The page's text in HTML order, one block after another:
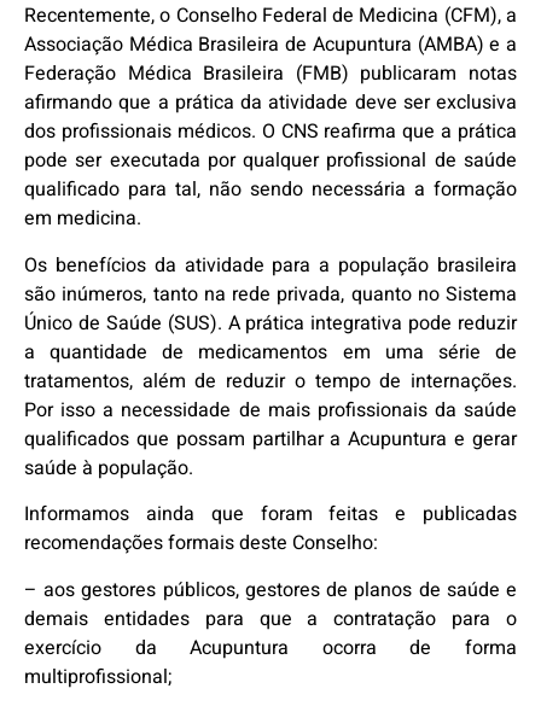
Recentemente, o Conselho Federal de Medicina (CFM), a
Associação Médica Brasileira de Acupuntura (AMBA) e a
Federação Médica Brasileira (FMB) publicaram notas
afirmando que a prática da atividade deve ser exclusiva
dos profissionais médicos. O CNS reafirma que a prática
pode ser executada por qualquer profissional de saúde
qualificado para tal, não sendo necessária a formação
em medicina.
Os benefícios da atividade para a população brasileira
são inúmeros, tanto na rede privada, quanto no Sistema
Único de Saúde (SUS). A prática integrativa pode reduzir
a quantidade de medicamentos em uma série de
tratamentos, além de reduzir o tempo de internações.
Por isso a necessidade de mais profissionais da saúde
qualificados que possam partilhar a Acupuntura e gerar
saúde à população.
Informamos ainda que foram feitas e publicadas
recomendações formais deste Conselho:
– aos gestores públicos, gestores de planos de saúde e
demais entidades para que a contratação para o
exercício da Acupuntura ocorra de forma
multiprofissional;